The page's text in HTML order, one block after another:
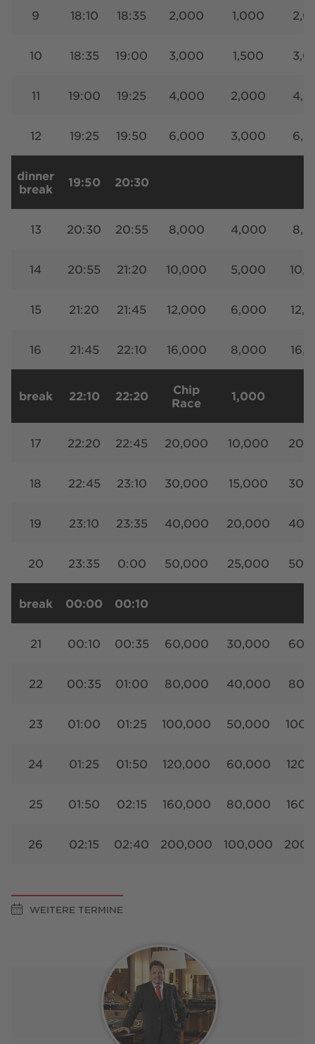
9 18:10 18:35 2,000 1,000
10 18:35 19:00 3,000 1,500
11 19:00 19:25 4,000 2,000
12 19:25 19:50 6,000 3,000
dinner
break
19:50 20:30
13 20:30 20:55 8,000 4,000
14 20:55 21:20 10,000 5,000
15 21:20 21:45 12,000 6,000
16 21:45 22:10 16,000 8,000
break 22:10 22:20
Chip
Race
1,000
17 22:20 22:45 20,000 10,000
18 22:45 23:10 30,000 15,000
19 23:10 23:35 40,000 20,000
20 23:35 0:00 50,000 25,000
break 00:00 00:10
21 00:10 00:35 60,000 30,000
22 00:35 01:00 80,000 40,000
23 01:00 01:25 100,000 50,000
24 01:25 01:50 120,000 60,000
25 01:50 02:15 160,000 80,000
26 02:15 02:40 200,000 100,000
WEITERE TERMINE